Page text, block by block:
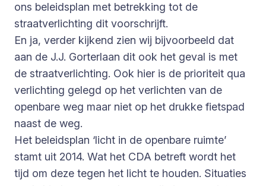
ons beleidsplan met betrekking tot de
straatverlichting dit voorschrijft.
En ja, verder kijkend zien wij bijvoorbeeld dat
aan de J.J. Gorterlaan dit ook het geval is met
de straatverlichting. Ook hier is de prioriteit qua
verlichting gelegd op het verlichten van de
openbare weg maar niet op het drukke fietspad
naast de weg.
Het beleidsplan ‘licht in de openbare ruimte’
stamt uit 2014. Wat het CDA betreft wordt het
tijd om deze tegen het licht te houden. Situaties